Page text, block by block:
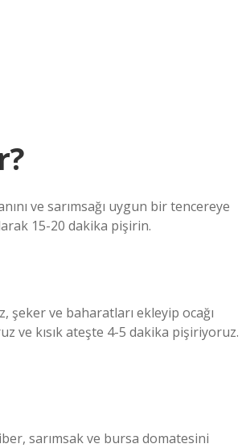
ve sarımsağı uygun bir tencereye
15-20 dakika pişirin.
ve baharatları ekleyip ocağı
ve kısık ateşte 4-5 dakika pişiriyoruz.
sarımsak ve bursa domatesini